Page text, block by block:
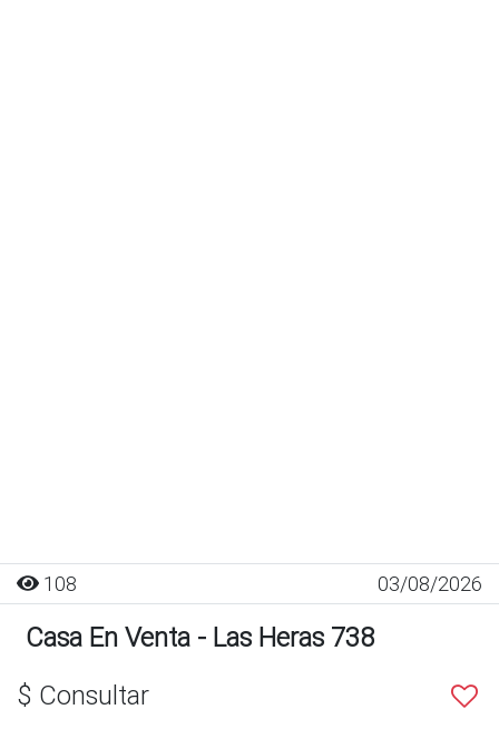
108 03/08/2026
Casa En Venta - Las Heras 738
$ Consultar